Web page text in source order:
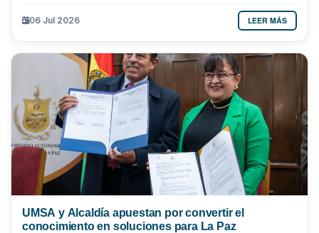
06 Jul 2026 LEER MÁS
UMSA y Alcaldía apuestan por convertir el
conocimiento en soluciones para La Paz